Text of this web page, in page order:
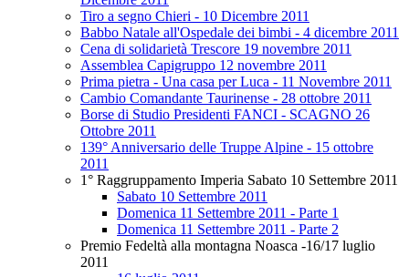
Tiro a segno Chieri - 10 Dicembre 2011
Babbo Natale all'Ospedale dei bimbi - 4 dicembre 2011
Cena di solidarietà Trescore 19 novembre 2011
Assemblea Capigruppo 12 novembre 2011
Prima pietra - Una casa per Luca - 11 Novembre 2011
Cambio Comandante Taurinense - 28 ottobre 2011
Borse di Studio Presidenti FANCI - SCAGNO 26
Ottobre 2011
139° Anniversario delle Truppe Alpine - 15 ottobre
2011
1° Raggruppamento Imperia Sabato 10 Settembre 2011
Sabato 10 Settembre 2011
Domenica 11 Settembre 2011 - Parte 1
Domenica 11 Settembre 2011 - Parte 2
Premio Fedeltà alla montagna Noasca -16/17 luglio
2011